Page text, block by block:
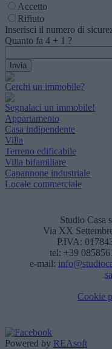
Accetto
Rifiuto
Inserisci il numero di
Quanto fa 4 + 1 ?
Cerchi un immobile?
Segnalaci un immobile!
Appartamento
Casa indipendente
Villa
Terreno edificabile
Villa bifamiliare
Capannone industriale
Locale commerciale
Studio Casa
Via XX
P.IVA:
tel: +39
e-mail:
Cookie
Powered by REAsoft